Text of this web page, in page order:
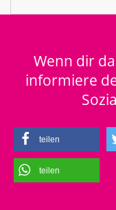
Wenn dir
informiere
teilen
teilen